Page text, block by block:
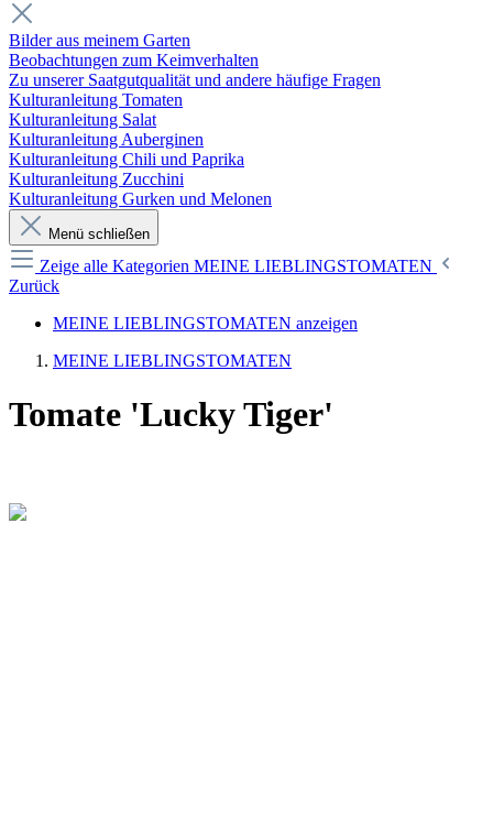
Bilder aus meinem Garten
Beobachtungen zum Keimverhalten
Zu unserer Saatgutqualität und andere häufige Fragen
Kulturanleitung Tomaten
Kulturanleitung Salat
Kulturanleitung Auberginen
Kulturanleitung Chili und Paprika
Kulturanleitung Zucchini
Kulturanleitung Gurken und Melonen
Menü schließen
Zeige alle Kategorien MEINE LIEBLINGSTOMATEN
Zurück
MEINE LIEBLINGSTOMATEN anzeigen
MEINE LIEBLINGSTOMATEN
Tomate 'Lucky Tiger'